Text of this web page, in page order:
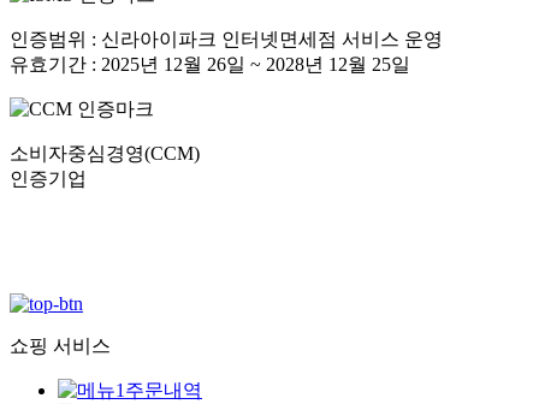
인증범위 : 신라아이파크 인터넷면세점 서비스 운영
유효기간 : 2025년 12월 26일 ~ 2028년 12월 25일
소비자중심경영(CCM)
인증기업
쇼핑 서비스
주문내역